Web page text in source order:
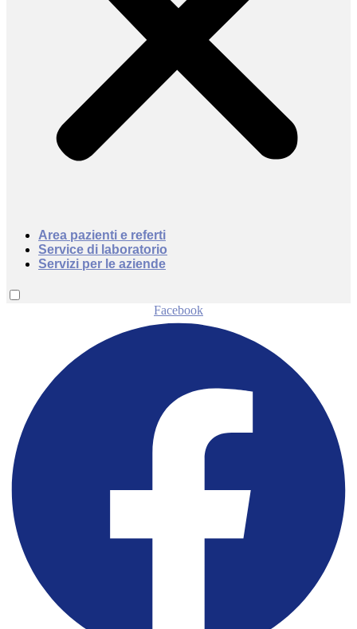
Area pazienti e referti
Service di laboratorio
Servizi per le aziende
Facebook